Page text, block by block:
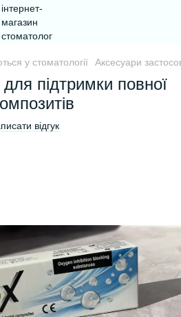
у стоматології Аксесуари
підтримки повної
відгук